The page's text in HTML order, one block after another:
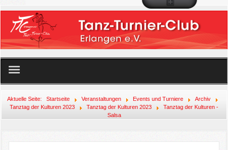
Unser Angebot
Aktuelle Seite: Startseite Veranstaltungen Events und Turniere
Archiv
Tanztag der Kulturen 2023
Tanztag der Kulturen 2023
Tanztag der Kulturen -
Salsa